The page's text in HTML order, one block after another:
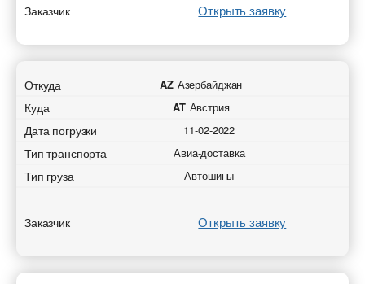
Заказчик Открыть заявку
Откуда AZ Азербайджан
Куда AT Австрия
Дата погрузки 11-02-2022
Тип транспорта Авиа-доставка
Тип груза Автошины
Заказчик Открыть заявку